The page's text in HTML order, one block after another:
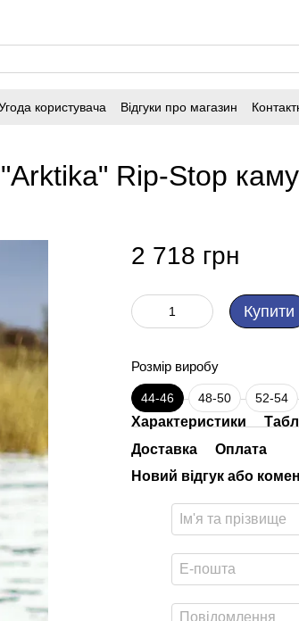
користувача Відгуки про магазин
Rip-Stop
2 718 грн
Купити
Розмір виробу
44-46 48-50 52-54
Характеристики
Доставка
Оплата
Новий відгук або